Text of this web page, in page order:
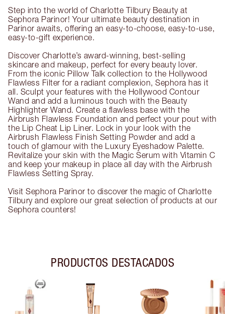
Step into the world of Charlotte Tilbury Beauty at
Sephora Parinor! Your ultimate beauty destination in
Parinor awaits, offering an easy-to-choose, easy-to-use,
easy-to-gift experience.
Discover Charlotte’s award-winning, best-selling
skincare and makeup, perfect for every beauty lover.
From the iconic Pillow Talk collection to the Hollywood
Flawless Filter for a radiant complexion, Sephora has it
all. Sculpt your features with the Hollywood Contour
Wand and add a luminous touch with the Beauty
Highlighter Wand. Create a flawless base with the
Airbrush Flawless Foundation and perfect your pout with
the Lip Cheat Lip Liner. Lock in your look with the
Airbrush Flawless Finish Setting Powder and add a
touch of glamour with the Luxury Eyeshadow Palette.
Revitalize your skin with the Magic Serum with Vitamin C
and keep your makeup in place all day with the Airbrush
Flawless Setting Spray.
Visit Sephora Parinor to discover the magic of Charlotte
Tilbury and explore our great selection of products at our
Sephora counters!
PRODUCTOS DESTACADOS